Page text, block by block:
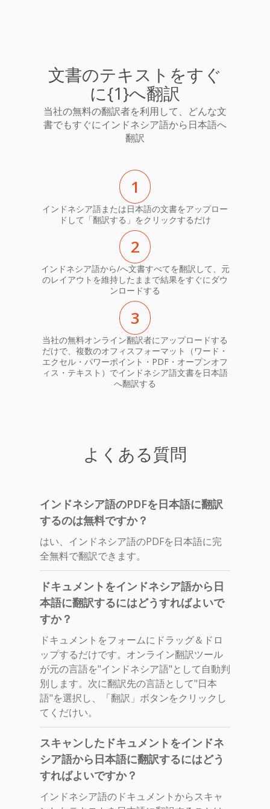
文書のテキストをすぐ
に{1}へ翻訳
当社の無料の翻訳者を利用して、どんな文
書でもすぐにインドネシア語から日本語へ
翻訳
1
インドネシア語または日本語の文書をアップロー
ドして「翻訳する」をクリックするだけ
2
インドネシア語から/へ文書すべてを翻訳して、元
のレイアウトを維持したままで結果をすぐにダウ
ンロードする
3
当社の無料オンライン翻訳者にアップロードする
だけで、複数のオフィスフォーマット（ワード・
エクセル・パワーポイント・PDF・オープンオフ
ィス・テキスト）でインドネシア語文書を日本語
へ翻訳する
よくある質問
インドネシア語のPDFを日本語に翻訳
するのは無料ですか？
はい、インドネシア語のPDFを日本語に完
全無料で翻訳できます。
ドキュメントをインドネシア語から日
本語に翻訳するにはどうすればよいで
すか？
ドキュメントをフォームにドラッグ＆ドロ
ップするだけです。オンライン翻訳ツール
が元の言語を"インドネシア語"として自動判
別します。次に翻訳先の言語として"日本
語"を選択し、「翻訳」ボタンをクリックし
てくだけい。
スキャンしたドキュメントをインドネ
シア語から日本語に翻訳するにはどう
すればよいですか？
インドネシア語のドキュメントからスキャ